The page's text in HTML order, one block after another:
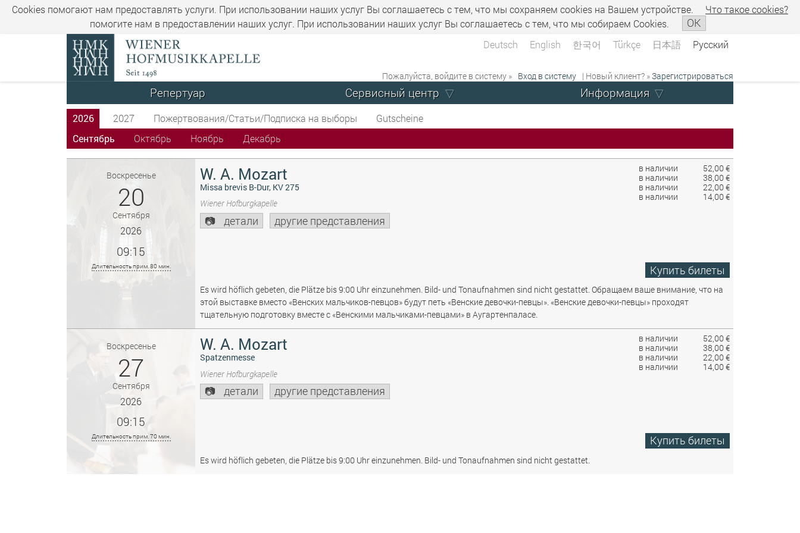
Cookies помогают нам предоставлять услуги. При использовании наших услуг Вы соглашаетесь с тем, что мы сохраняем сookies на Вашем устройстве.
Что такое сookies?
помогите нам в предоставлении наших услуг. При использовании наших услуг Вы соглашаетесь с тем, что мы собираем Cookies.
OK
Deutsch English 한국어 Türkçe 日本語 Русский
Пожалуйста, войдите в систему » Вход в систему | Новый клиент? »Зарегистрироваться
Репертуар Сервисный центр Информация
2026 2027 Пожертвования/Статьи/Подписка на выборы
Gutscheine
Сентябрь
Октябрь Ноябрь Декабрь
в наличии
52,00 €
в наличии
38,00 €
в наличии
22,00 €
в наличии
14,00 €
Воскресенье
20
Сентября
2026
09:15
Длительность прим. 80 мин.
W. A. Mozart
Missa brevis B-Dur, KV 275
Wiener Hofburgkapelle
детали другие представления
Купить билеты
Es wird höflich gebeten, die Plätze bis 9:00 Uhr einzunehmen. Bild- und Tonaufnahmen sind nicht gestattet. Обращаем ваше внимание, что на
этой выставке вместо «Венских мальчиков-певцов» будут петь «Венские девочки-певцы». «Венские девочки-певцы» проходят
тщательную подготовку вместе с «Венскими мальчиками-певцами» в Аугартенпаласе.
в наличии
52,00 €
в наличии
38,00 €
в наличии
22,00 €
в наличии
14,00 €
Воскресенье
27
Сентября
2026
09:15
Длительность прим. 70 мин.
W. A. Mozart
Spatzenmesse
Wiener Hofburgkapelle
детали другие представления
Купить билеты
Es wird höflich gebeten, die Plätze bis 9:00 Uhr einzunehmen. Bild- und Tonaufnahmen sind nicht gestattet.